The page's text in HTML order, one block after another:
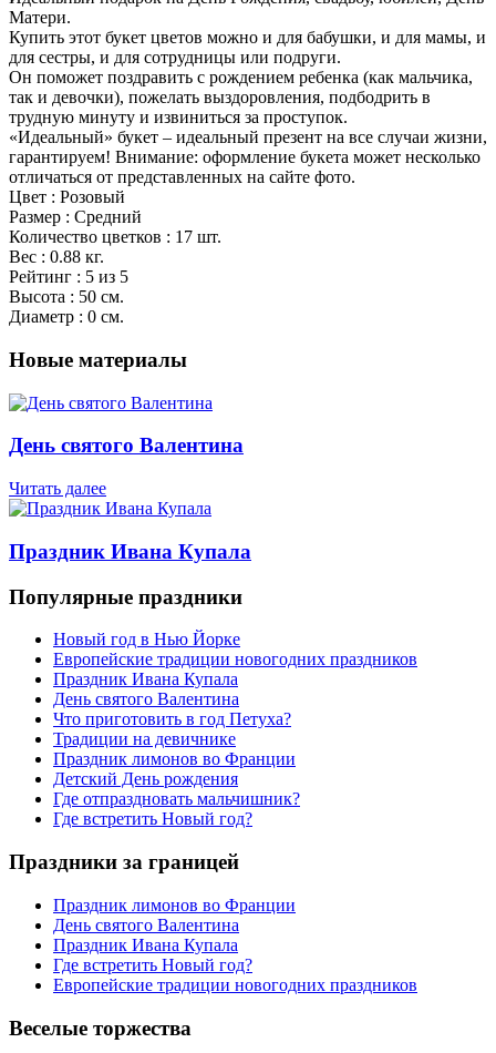
Матери.
Купить этот букет цветов можно и для бабушки, и для мамы, и
для сестры, и для сотрудницы или подруги.
Он поможет поздравить с рождением ребенка (как мальчика,
так и девочки), пожелать выздоровления, подбодрить в
трудную минуту и извиниться за проступок.
«Идеальный» букет – идеальный презент на все случаи жизни,
гарантируем! Внимание: оформление букета может несколько
отличаться от представленных на сайте фото.
Цвет : Розовый
Размер : Средний
Количество цветков : 17 шт.
Вес : 0.88 кг.
Рейтинг : 5 из 5
Высота : 50 см.
Диаметр : 0 см.
Новые материалы
День святого Валентина
Читать далее
Праздник Ивана Купала
Популярные праздники
Новый год в Нью Йорке
Европейские традиции новогодних праздников
Праздник Ивана Купала
День святого Валентина
Что приготовить в год Петуха?
Традиции на девичнике
Праздник лимонов во Франции
Детский День рождения
Где отпраздновать мальчишник?
Где встретить Новый год?
Праздники за границей
Праздник лимонов во Франции
День святого Валентина
Праздник Ивана Купала
Где встретить Новый год?
Европейские традиции новогодних праздников
Веселые торжества